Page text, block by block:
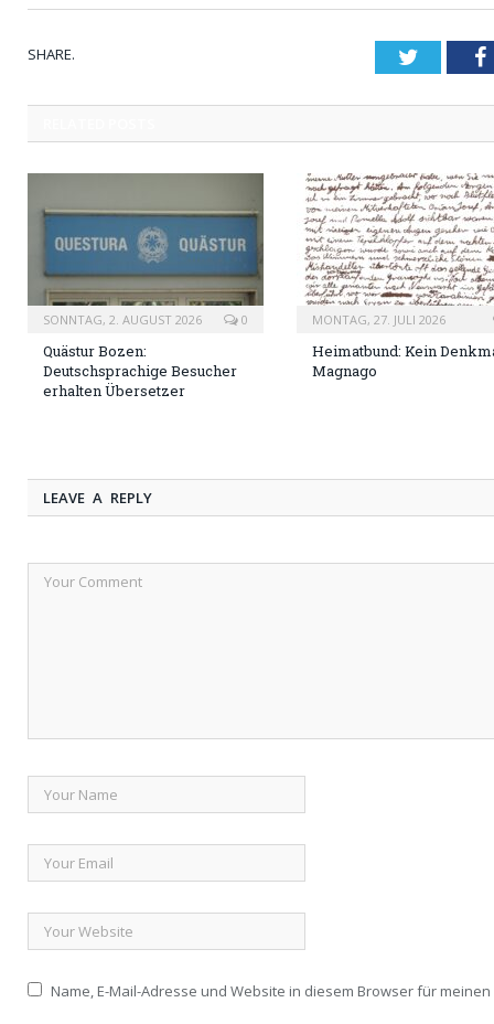
SHARE. Twitter
SONNTAG, 2. AUGUST 2026 0
Quästur Bozen:
Deutschsprachige Besucher
erhalten Übersetzer
MONTAG, 27. JULI 2026
Heimatbund: Kein
Magnago
LEAVE A REPLY
Name, E-Mail-Adresse und Website in diesem Browser für